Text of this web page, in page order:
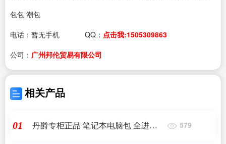
包包 潮包
电话： 暂无手机 QQ： 点击我:1505309863
公司： 广州邦伦贸易有限公司
相关产品
01
丹爵专柜正品 笔记本电脑包 全进口
579